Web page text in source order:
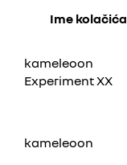
Ime kolačića
kameleoon
Experiment XX
kameleoon